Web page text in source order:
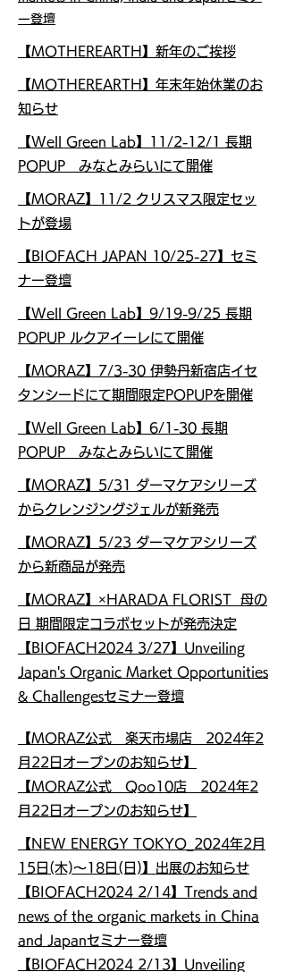
ー登壇
【MOTHEREARTH】新年のご挨拶
【MOTHEREARTH】年末年始休業のお
知らせ
【Well Green Lab】11/2-12/1 長期
POPUP みなとみらいにて開催
【MORAZ】11/2 クリスマス限定セッ
トが登場
【BIOFACH JAPAN 10/25-27】セミ
ナー登壇
【Well Green Lab】9/19-9/25 長期
POPUP ルクアイーレにて開催
【MORAZ】7/3-30 伊勢丹新宿店イセ
タンシードにて期間限定POPUPを開催
【Well Green Lab】6/1-30 長期
POPUP みなとみらいにて開催
【MORAZ】5/31 ダーマケアシリーズ
からクレンジングジェルが新発売
【MORAZ】5/23 ダーマケアシリーズ
から新商品が発売
【MORAZ】×HARADA FLORIST 母の
日 期間限定コラボセットが発売決定
【BIOFACH2024 3/27】Unveiling
Japan's Organic Market Opportunities
& Challengesセミナー登壇
【MORAZ公式 楽天市場店 2024年2
月22日オープンのお知らせ】
【MORAZ公式 Qoo10店 2024年2
月22日オープンのお知らせ】
【NEW ENERGY TOKYO_2024年2月
15日(木)〜18日(日)】出展のお知らせ
【BIOFACH2024 2/14】Trends and
news of the organic markets in China
and Japanセミナー登壇
【BIOFACH2024 2/13】Unveiling